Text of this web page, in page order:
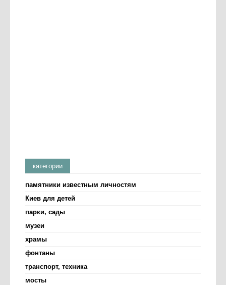
категории
памятники известным личностям
Киев для детей
парки, сады
музеи
храмы
фонтаны
транспорт, техника
мосты